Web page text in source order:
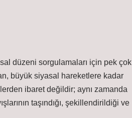
düzeni sorgulamaları için pek çok
büyük siyasal hareketlere kadar
ibaret değildir; aynı zamanda
taşındığı, şekillendirildiği ve